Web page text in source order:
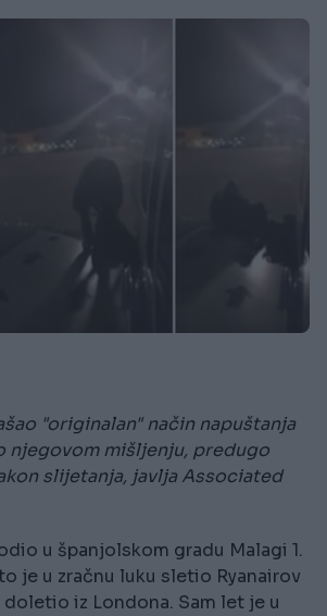
"originalan" način napuštanja
njegovom mišljenju, predugo
slijetanja, javlja Associated
u španjolskom gradu Malagi 1.
je u zračnu luku sletio Ryanairov
iz Londona. Sam let je u